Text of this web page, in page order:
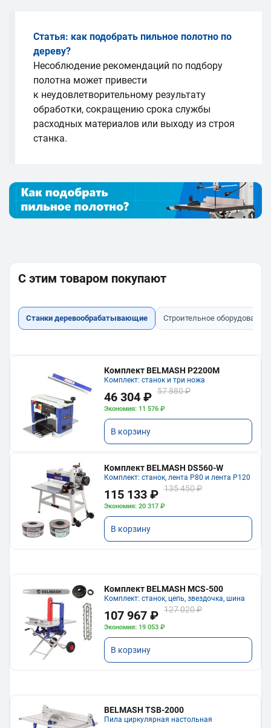
Статья: как подобрать пильное полотно по
дереву?
Несоблюдение рекомендаций по подбору
полотна может привести
к неудовлетворительному результату
обработки, сокращению срока службы
расходных материалов или выходу из строя
станка.
С этим товаром покупают
Станки деревообрабатывающие Строительное оборудование
Комплект BELMASH P2200M
Комплект: станок и три ножа
46 304 ₽ 57 880 ₽
Экономия: 11 576 ₽
В корзину
Комплект BELMASH DS560-W
Комплект: станок, лента P80 и лента P120
115 133 ₽ 135 450 ₽
Экономия: 20 317 ₽
В корзину
Комплект BELMASH MCS-500
Комплект: станок, цепь, звездочка, шина
107 967 ₽ 127 020 ₽
Экономия: 19 053 ₽
В корзину
BELMASH TSB-2000
Пила циркулярная настольная